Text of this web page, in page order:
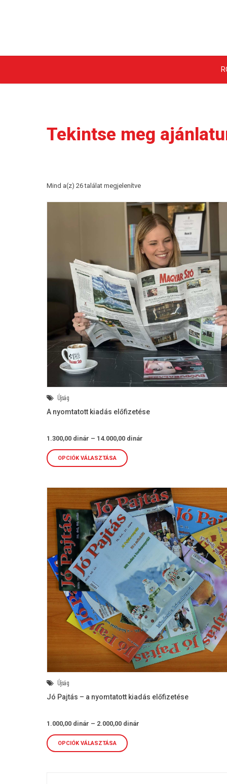
Tekintse meg
Mind a(z) 26 találat megjelenítve
Újság
A nyomtatott kiadás előfizetése
1.300,00 dinár – 14.000,00 dinár
OPCIÓK VÁLASZTÁSA
Újság
Jó Pajtás – a nyomtatott kiadás előfizetése
1.000,00 dinár – 2.000,00 dinár
OPCIÓK VÁLASZTÁSA